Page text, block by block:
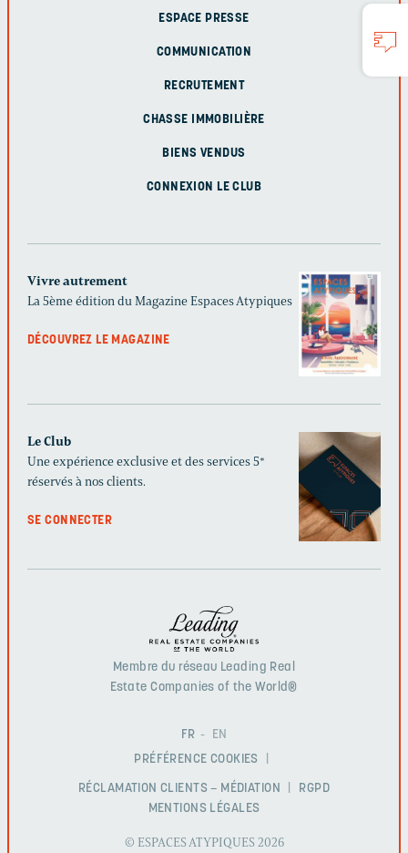
ESPACE PRESSE
COMMUNICATION
RECRUTEMENT
CHASSE IMMOBILIÈRE
BIENS VENDUS
CONNEXION LE CLUB
Vivre autrement
La 5ème édition du Magazine Espaces Atypiques
DÉCOUVREZ LE MAGAZINE
Le Club
Une expérience exclusive et des services 5*
réservés à nos clients.
SE CONNECTER
Membre du réseau Leading Real
Estate Companies of the World®
FR
EN
PRÉFÉRENCE COOKIES
RÉCLAMATION CLIENTS – MÉDIATION
RGPD
MENTIONS LÉGALES
© ESPACES ATYPIQUES 2026